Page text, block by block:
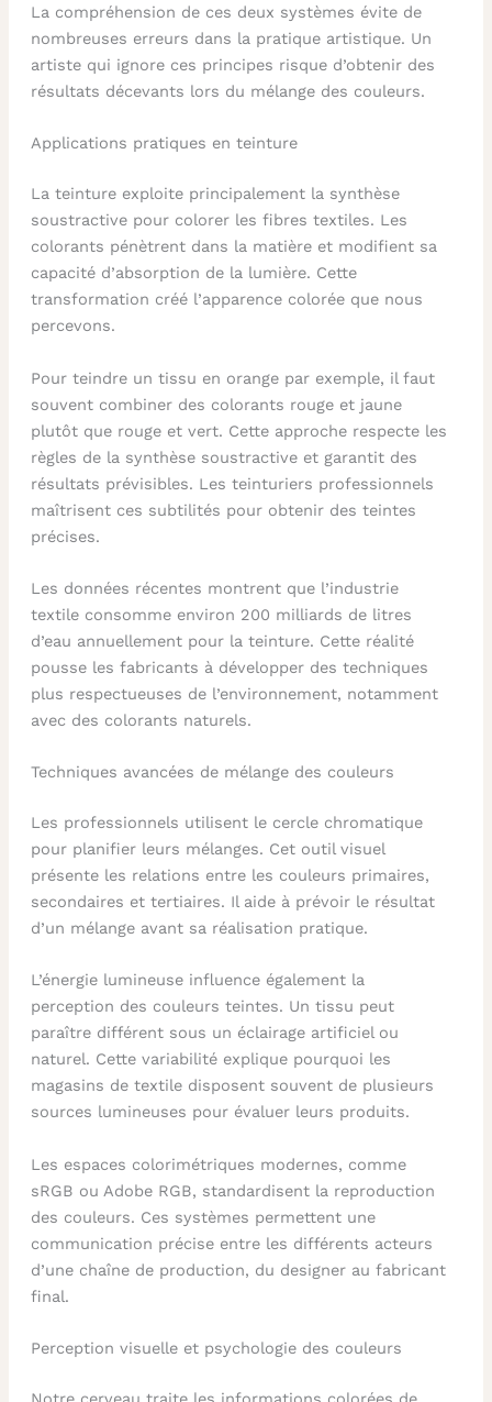
La compréhension de ces deux systèmes évite de
nombreuses erreurs dans la pratique artistique. Un
artiste qui ignore ces principes risque d’obtenir des
résultats décevants lors du mélange des couleurs.
Applications pratiques en teinture
La teinture exploite principalement la synthèse
soustractive pour colorer les fibres textiles. Les
colorants pénètrent dans la matière et modifient sa
capacité d’absorption de la lumière. Cette
transformation créé l’apparence colorée que nous
percevons.
Pour teindre un tissu en orange par exemple, il faut
souvent combiner des colorants rouge et jaune
plutôt que rouge et vert. Cette approche respecte les
règles de la synthèse soustractive et garantit des
résultats prévisibles. Les teinturiers professionnels
maîtrisent ces subtilités pour obtenir des teintes
précises.
Les données récentes montrent que l’industrie
textile consomme environ 200 milliards de litres
d’eau annuellement pour la teinture. Cette réalité
pousse les fabricants à développer des techniques
plus respectueuses de l’environnement, notamment
avec des colorants naturels.
Techniques avancées de mélange des couleurs
Les professionnels utilisent le cercle chromatique
pour planifier leurs mélanges. Cet outil visuel
présente les relations entre les couleurs primaires,
secondaires et tertiaires. Il aide à prévoir le résultat
d’un mélange avant sa réalisation pratique.
L’énergie lumineuse influence également la
perception des couleurs teintes. Un tissu peut
paraître différent sous un éclairage artificiel ou
naturel. Cette variabilité explique pourquoi les
magasins de textile disposent souvent de plusieurs
sources lumineuses pour évaluer leurs produits.
Les espaces colorimétriques modernes, comme
sRGB ou Adobe RGB, standardisent la reproduction
des couleurs. Ces systèmes permettent une
communication précise entre les différents acteurs
d’une chaîne de production, du designer au fabricant
final.
Perception visuelle et psychologie des couleurs